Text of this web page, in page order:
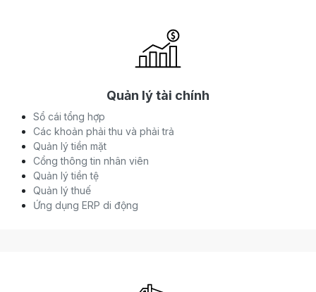
Quản lý tài chính
Sổ cái tổng hợp
Các khoản phải thu và phải trả
Quản lý tiền mặt
Cổng thông tin nhân viên
Quản lý tiền tệ
Quản lý thuế
Ứng dụng ERP di động